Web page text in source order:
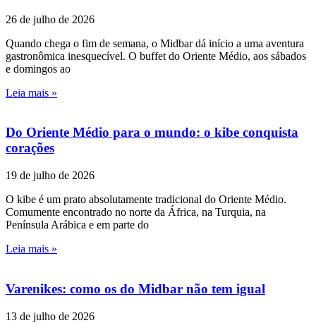
26 de julho de 2026
Quando chega o fim de semana, o Midbar dá início a uma aventura
gastronômica inesquecível. O buffet do Oriente Médio, aos sábados
e domingos ao
Leia mais »
Do Oriente Médio para o mundo: o kibe conquista
corações
19 de julho de 2026
O kibe é um prato absolutamente tradicional do Oriente Médio.
Comumente encontrado no norte da África, na Turquia, na
Península Arábica e em parte do
Leia mais »
Varenikes: como os do Midbar não tem igual
13 de julho de 2026